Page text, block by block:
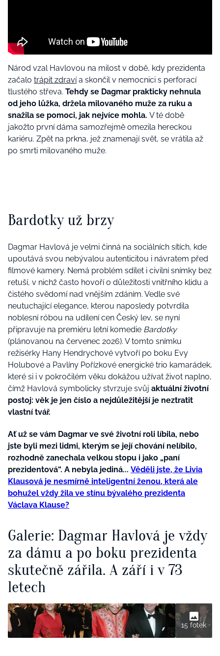
Národ vzal Havlovou na milost v době, kdy prezidenta
začalo trápit zdravía skončil v nemocnici s perforací
tlustého střeva. Tehdy se Dagmar prakticky nehnula
od jeho lůžka, držela milovaného muže za ruku a
snažila se pomoci, jak nejvíce mohla. V té době
jakožto první dáma samozřejmě omezila hereckou
kariéru. Zpět na prkna, jež znamenají svět, se vrátila až
po smrti milovaného muže.
Bardotky už brzy
Dagmar Havlová je velmi činná na sociálních sítích, kde
upoutává svou nebývalou autenticitou i návratem před
filmové kamery. Nemá problém sdílet i civilní snímky bez
retuší, v nichž často hovoří o důležitosti vnitřního klidu a
čistého svědomí nad vnějším zdáním. Vedle své
neutuchající elegance, kterou naposledy potvrdila
noblesní róbou na udílení cen Český lev, se nyní
připravuje na premiéru letní komedie Bardotky
(plánovanou na červenec 2026). V tomto snímku
režisérky Hany Hendrychové vytvoří po boku Evy
Holubové a Pavlíny Pořízkové energické trio kamarádek,
které si i v pokročilém věku dokážou užívat život naplno,
čímž Havlová symbolicky stvrzuje svůj aktuální životní
postoj: věk je jen číslo a nejdůležitější je neztratit
vlastní tvář.
Ať už se vám Dagmar ve své životní roli líbila, nebo
jste byli mezi lidmi, kterým se její chování nelíbilo,
rozhodně zanechala velkou stopu i jako „paní
prezidentová“. A nebyla jediná... Věděli jste, že Livia
Klausová je nesmírně inteligentní ženou, která ale
bohužel vždy žila ve stínu bývalého prezidenta
Václava Klause?
Galerie: Dagmar Havlová je vždy
za dámu a po boku prezidenta
skutečně zářila. A září i v 73
letech
15 fotek